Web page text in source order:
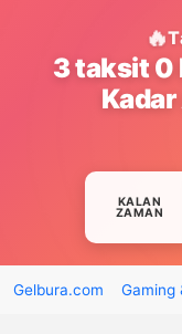
3 taksit 0
KALAN
ZAMAN
Gelbura.com Gaming